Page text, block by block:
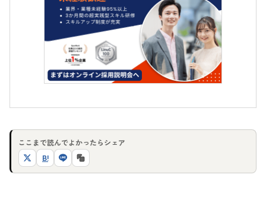
ここまで読んでよかったらシェア
B!